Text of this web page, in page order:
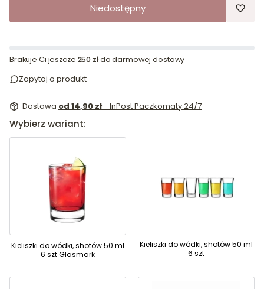
Niedostępny
Brakuje Ci jeszcze 250 złdo darmowej dostawy
Zapytaj o produkt
Dostawa od 14,90 zł- InPost Paczkomaty 24/7
Wybierz wariant:
Kieliszki do wódki, shotów 50 ml
6 szt Glasmark
Kieliszki do wódki, shotów 50 ml
6 szt